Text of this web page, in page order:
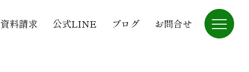
資料請求 公式LINE ブログ お問合せ